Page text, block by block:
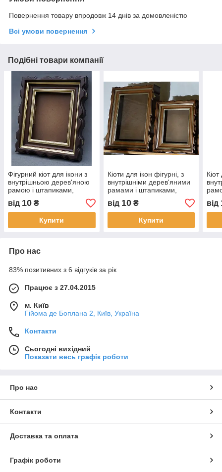
Повернення товару впродовж 14 днів за домовленістю
Всі умови повернення
Подібні товари компанії
Фігурний кіот для ікони з
внутрішньою дерев'яною
рамою і штапиками,
покритими фарбою під
золото.
від 10 ₴
Купити
Кіоти для ікон фігурні, з
внутрішніми дерев'яними
рамами і штапиками,
покритими золотою
патиною.
від 10₴
Купити
від
Про нас
83% позитивних з 6 відгуків за рік
Працює з 27.04.2015
м. Київ
Гійома де Боплана 2, Київ, Україна
Контакти
Сьогодні вихідний
Показати весь графік роботи
Про нас
Контакти
Доставка та оплата
Графік роботи